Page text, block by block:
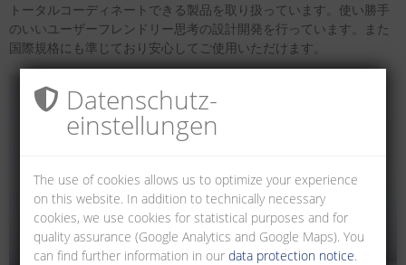
トータルコーディネートできる製品を取り扱っています。使い勝手
のいいユーザーフレンドリー思考の設計開発を行っています。また
国際規格にも準じており安心してご使用いただけます。
Datenschutz­
einstellungen
The use of cookies allows us to optimize your experience
on this website. In addition to technically necessary
cookies, we use cookies for statistical purposes and for
quality assurance (Google Analytics and Google Maps). You
can find further information in ourdata protection notice.